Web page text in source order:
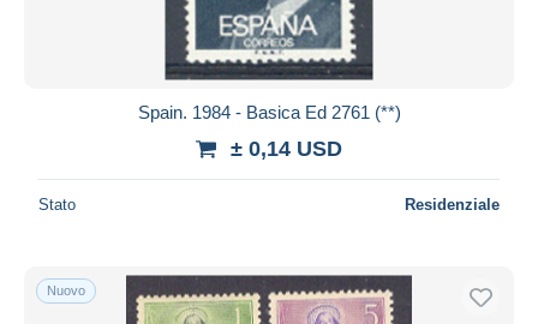
Spain. 1984 - Basica Ed 2761 (**)
± 0,14 USD
Stato Residenziale
Nuovo